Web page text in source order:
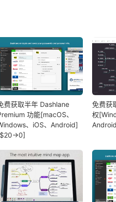
费获取半年 Dashlane
功能[macOS、
、iOS、Android]
免费获
权